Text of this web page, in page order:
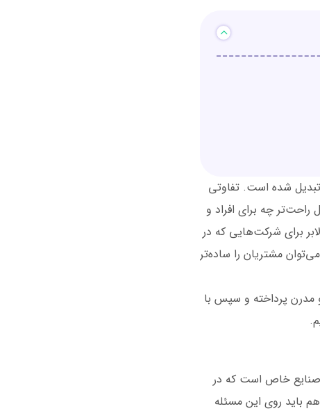
شده است. تفاوتی
چه برای افراد و
برای شرکت‌هایی که در
مشتریان را ساده‌تر
مدرن پرداخته و سپس با
صنایع خاص است که در
باید روی این مسئله